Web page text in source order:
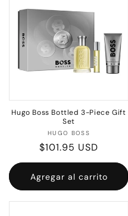
Hugo Boss Bottled 3-Piece Gift
Set
Proveedor:
HUGO BOSS
Precio
habitual
$101.95 USD
Agregar al carrito